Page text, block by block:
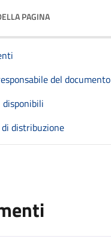
PAGINA
del documento
di distribuzione